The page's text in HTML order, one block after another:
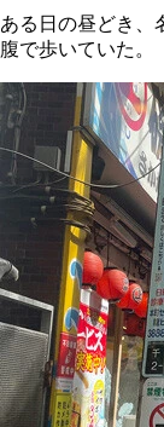
ある日の昼どき、
腹で歩いていた。